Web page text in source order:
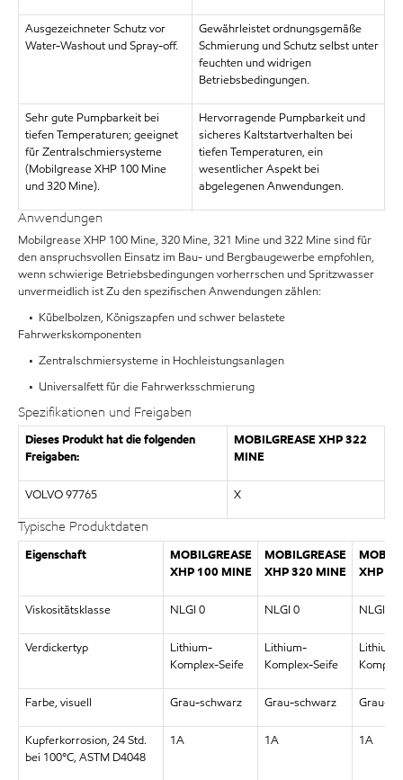
Ausgezeichneter Schutz vor
Water-Washout und Spray-off.
Gewährleistet ordnungsgemäße
Schmierung und Schutz selbst unter
feuchten und widrigen
Betriebsbedingungen.
Sehr gute Pumpbarkeit bei
tiefen Temperaturen; geeignet
für Zentralschmiersysteme
(Mobilgrease XHP 100 Mine
und 320 Mine).
Hervorragende Pumpbarkeit und
sicheres Kaltstartverhalten bei
tiefen Temperaturen, ein
wesentlicher Aspekt bei
abgelegenen Anwendungen.
Anwendungen
Mobilgrease XHP 100 Mine, 320 Mine, 321 Mine und 322 Mine sind für
den anspruchsvollen Einsatz im Bau- und Bergbaugewerbe empfohlen,
wenn schwierige Betriebsbedingungen vorherrschen und Spritzwasser
unvermeidlich ist Zu den spezifischen Anwendungen zählen:
• Kübelbolzen, Königszapfen und schwer belastete
Fahrwerkskomponenten
• Zentralschmiersysteme in Hochleistungsanlagen
• Universalfett für die Fahrwerksschmierung
Spezifikationen und Freigaben
Dieses Produkt hat die folgenden
Freigaben:
MOBILGREASE XHP 322
MINE
VOLVO 97765 X
Typische Produktdaten
Eigenschaft
MOBILGREASE
XHP 100 MINE
MOBILGREASE
XHP 320 MINE
XHP
Viskositätsklasse NLGI 0 NLGI 0 NLGI 1
Verdickertyp
Lithium-
Komplex-Seife
Lithium-
Komplex-Seife
Lithium-
Farbe, visuell Grau-schwarz Grau-schwarz Grau-
Kupferkorrosion, 24 Std.
bei 100°C, ASTM D4048
1A 1A 1A